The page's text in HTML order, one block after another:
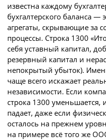
известна каждому
бухгалтерского баланса —
агрегаты, скрывающие за
процессы. Строка 1300
себя уставный капитал,
резервный капитал и
непокрытый убыток).
чаще всего искажает
независимости. Если
строка 1300
падает, даже если
осталось на прежнем
на примере всё того же